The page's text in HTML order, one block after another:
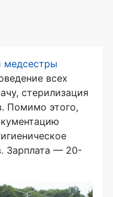
медсестры
всех
стерилизация
Помимо этого,
Зарплата — 20-